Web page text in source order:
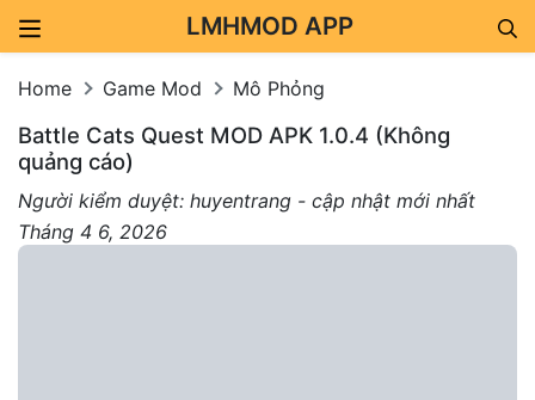
LMHMOD APP
Home Game Mod Mô Phỏng
Battle Cats Quest MOD APK 1.0.4 (Không
quảng cáo)
Người kiểm duyệt: huyentrang - cập nhật mới nhất
Tháng 4 6, 2026